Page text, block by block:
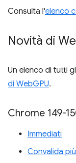
Consulta l'elenco
Novità di
Un elenco di tutti
di WebGPU.
Chrome 149-
Immediati
Convalida